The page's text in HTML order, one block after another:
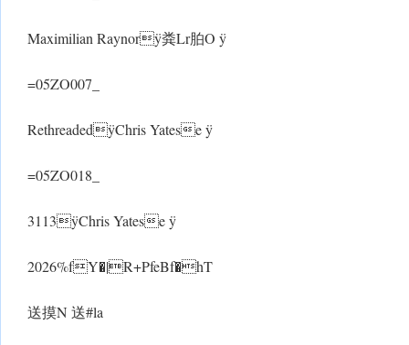
Maximilian Raynorÿ粪Lr胉O ÿ
=05ZO007_
RethreadedÿChris Yatese ÿ
=05ZO018_
3113ÿChris Yatese ÿ
2026%fY�|R+PfeBf�hT
送摸N 送#la